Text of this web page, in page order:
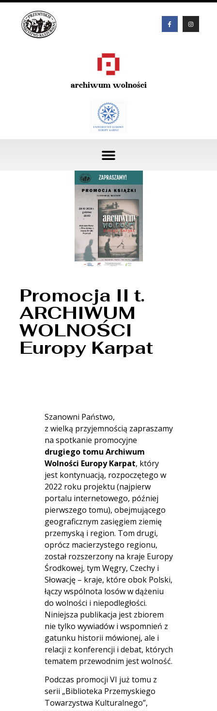
archiwum wolności
Promocja II t.
ARCHIWUM
WOLNOŚCI
Europy Karpat
Szanowni Państwo,
z wielką przyjemnością zapraszamy
na spotkanie promocyjne
drugiego tomu Archiwum
Wolności Europy Karpat, który
jest kontynuacją, rozpoczętego w
2022 roku projektu (najpierw
portalu internetowego, później
pierwszego tomu), obejmującego
geograficznym zasięgiem ziemię
przemyską i region. Tom drugi,
oprócz macierzystego regionu,
został rozszerzony na kraje Europy
Środkowej, tym Węgry, Czechy i
Słowację – kraje, które obok Polski,
łączy wspólnota losów w dążeniu
do wolności i niepodległości.
Niniejsza publikacja jest zbiorem
nie tylko wywiadów i wspomnień z
gatunku historii mówionej, ale i
relacji z konferencji i debat, których
tematem przewodnim jest wolność.
Podczas promocji VI już tomu z
serii „Biblioteka Przemyskiego
Towarzystwa Kulturalnego”,